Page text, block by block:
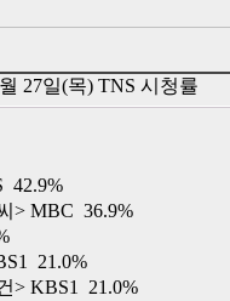
27일(목) TNS 시청률
42.9%
> MBC 36.9%
21.0%
> KBS1 21.0%